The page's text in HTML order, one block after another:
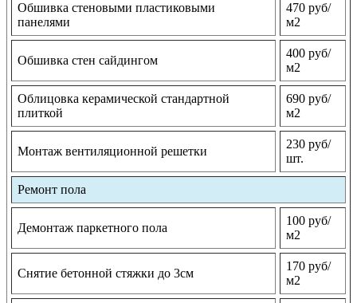
Обшивка стеновыми пластиковыми
панелями
470 руб/
м2
Обшивка стен сайдингом
400 руб/
м2
Облицовка керамической стандартной
плиткой
690 руб/
м2
Монтаж вентиляционной решетки
230 руб/
шт.
Ремонт пола
Демонтаж паркетного пола
100 руб/
м2
Снятие бетонной стяжки до 3см
170 руб/
м2